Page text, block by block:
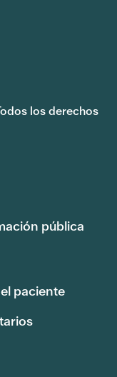
los derechos
pública
paciente